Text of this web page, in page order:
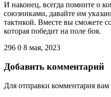
И наконец, всегда помните о
союзниками, давайте им
тактикой. Вместе вы сможете
которая победит на поле боя.
296 0 8 мая, 2023
Добавить комментарий
Для отправки комментария